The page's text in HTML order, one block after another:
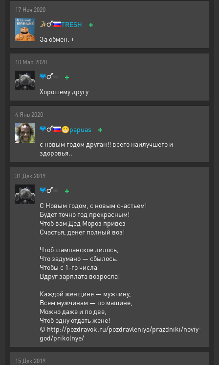
17 Ноя 2020
TRESH +
За обмен. +
10 Мар 2020
+
Хорошему другу
4 Янв 2020
😁papuas +
с новым годом друган!! всего наилучшего и
здоровья..
31 Дек 2019
+
С Новым годом, с новым счастьем!
Будет точно год прекрасным!
Чтоб вам Дед Мороз привез
Счастья, денег полный воз!
Чтоб шампанское лилось,
Что задумано — сбылось.
Чтобы с 1-го числа
Вдруг зарплата возросла!
Каждой женщине — мужчину,
Всем мужчинам — по машине,
Можно даже и по две,
Чтоб одну отдать жене!
© http://pozdravok.ru/pozdravleniya/prazdniki/noviy-
god/prikolnye/
15 Дек 2019